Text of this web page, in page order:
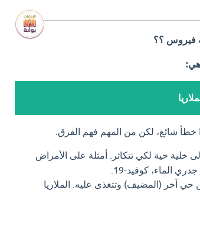
فيروس ؟؟
هي:
شائع، لكن من المهم فهم الفرق.
خلية حية لكي تتكاثر. أمثلة على الأمراض
الماء، كوفيد-19.
آخر (المضيف) وتتغذى عليه. الملاريا